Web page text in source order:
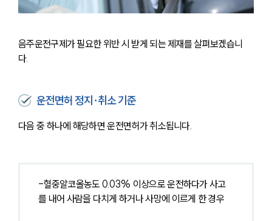
음주운전구제가 필요한 위반 시 받게 되는 제재를 살펴보겠습니
다.
운전면허 정지∙취소 기준
다음 중 하나에 해당하면 운전면허가 취소됩니다.
-혈중알코올농도 0.03% 이상으로 운전하다가 사고
를 내어 사람을 다치게 하거나 사망에 이르게 한 경우